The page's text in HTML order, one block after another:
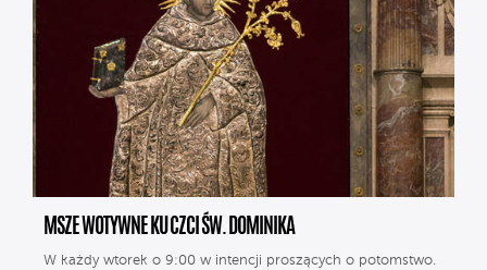
MSZE WOTYWNE KU CZCI ŚW. DOMINIKA
W każdy wtorek o 9:00 w intencji proszących o potomstwo.